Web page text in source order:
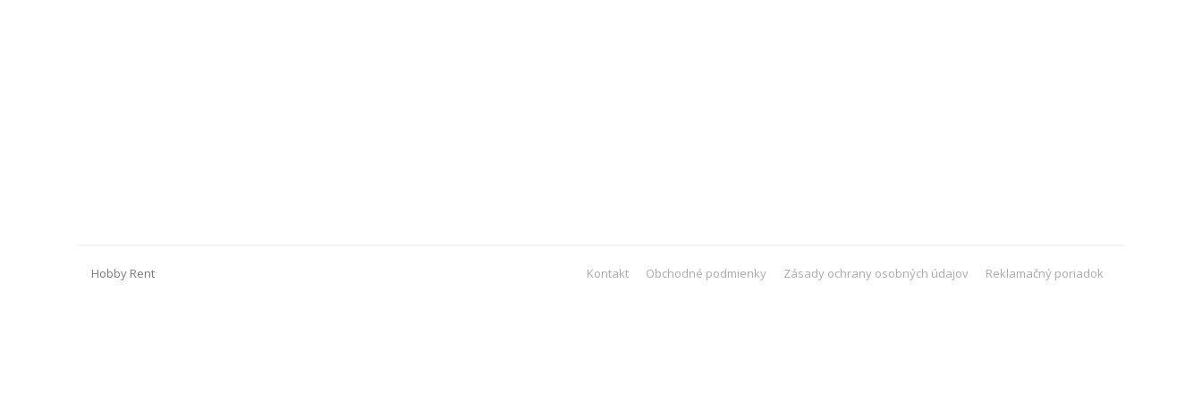
Hobby Rent Kontakt Obchodné podmienky Zásady ochrany osobných údajov Reklamačný poriadok